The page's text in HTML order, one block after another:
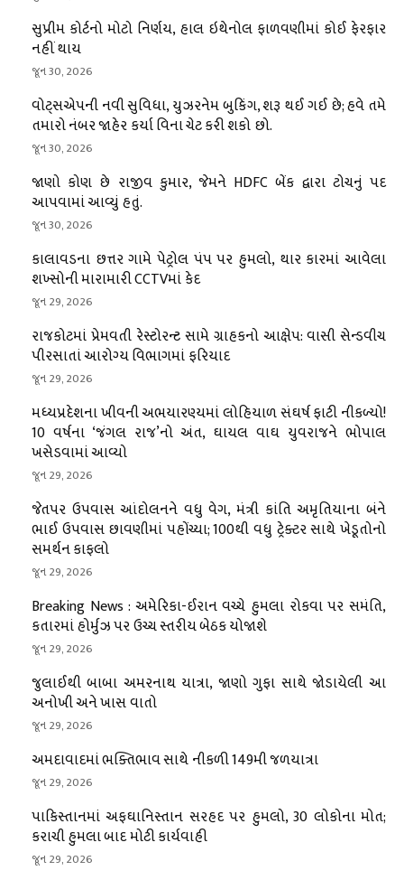
સુપ્રીમ કોર્ટનો મોટો નિર્ણય, હાલ ઇથેનોલ ફાળવણીમાં કોઈ ફેરફાર
નહીં થાય
જૂન 30, 2026
વોટ્સએપની નવી સુવિધા, યુઝરનેમ બુકિંગ, શરૂ થઈ ગઈ છે; હવે તમે
તમારો નંબર જાહેર કર્યા વિના ચેટ કરી શકો છો.
જૂન 30, 2026
જાણો કોણ છે રાજીવ કુમાર, જેમને HDFC બેંક દ્વારા ટોચનું પદ
આપવામાં આવ્યું હતું.
જૂન 30, 2026
કાલાવડના છત્તર ગામે પેટ્રોલ પંપ પર હુમલો, થાર કારમાં આવેલા
શખ્સોની મારામારી CCTVમાં કેદ
જૂન 29, 2026
રાજકોટમાં પ્રેમવતી રેસ્ટોરન્ટ સામે ગ્રાહકનો આક્ષેપ: વાસી સેન્ડવીચ
પીરસાતાં આરોગ્ય વિભાગમાં ફરિયાદ
જૂન 29, 2026
મધ્યપ્રદેશના ખીવની અભયારણ્યમાં લોહિયાળ સંઘર્ષ ફાટી નીકળ્યો!
10 વર્ષના ‘જંગલ રાજ’નો અંત, ઘાયલ વાઘ યુવરાજને ભોપાલ
ખસેડવામાં આવ્યો
જૂન 29, 2026
જેતપર ઉપવાસ આંદોલનને વધુ વેગ, મંત્રી કાંતિ અમૃતિયાના બંને
ભાઈ ઉપવાસ છાવણીમાં પહોંચ્યા; 100થી વધુ ટ્રેક્ટર સાથે ખેડૂતોનો
સમર્થન કાફલો
જૂન 29, 2026
Breaking News : અમેરિકા-ઈરાન વચ્ચે હુમલા રોકવા પર સમંતિ,
કતારમાં હોર્મુઝ પર ઉચ્ચ સ્તરીય બેઠક યોજાશે
જૂન 29, 2026
જુલાઈથી બાબા અમરનાથ યાત્રા, જાણો ગુફા સાથે જોડાયેલી આ
અનોખી અને ખાસ વાતો
જૂન 29, 2026
અમદાવાદમાં ભક્તિભાવ સાથે નીકળી 149મી જળયાત્રા
જૂન 29, 2026
પાકિસ્તાનમાં અફઘાનિસ્તાન સરહદ પર હુમલો, 30 લોકોના મોત;
કરાચી હુમલા બાદ મોટી કાર્યવાહી
જૂન 29, 2026